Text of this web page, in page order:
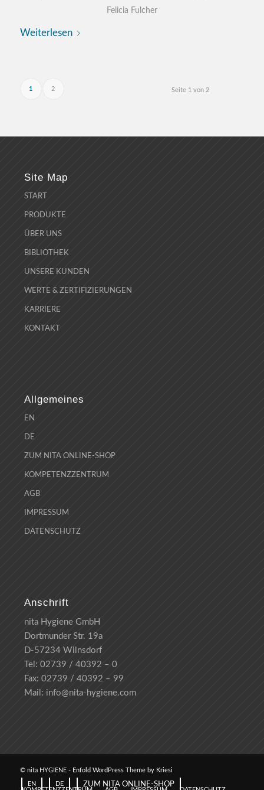
Felicia Fulcher
Weiterlesen
Seite 1 von 2
1 2
Site Map
START
PRODUKTE
ÜBER UNS
BIBLIOTHEK
UNSERE KUNDEN
WERTE & ZERTIFIZIERUNGEN
KARRIERE
KONTAKT
Allgemeines
EN
DE
ZUM NITA ONLINE-SHOP
KOMPETENZZENTRUM
AGB
IMPRESSUM
DATENSCHUTZ
Anschrift
nita Hygiene GmbH
Dortmunder Str. 19a
D-57234 Wilnsdorf
Tel: 02739 / 40392 – 0
Fax: 02739 / 40392 – 99
Mail: info@nita-hygiene.com
© nita HYGIENE - Enfold WordPress Theme by Kriesi
EN DE ZUM NITA ONLINE-SHOP